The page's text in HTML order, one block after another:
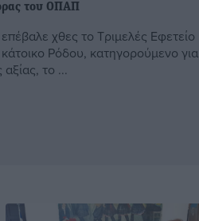
του ΟΠΑΠ
χθες το Τριμελές Εφετείο
Ρόδου, κατηγορούμενο για
αξίας, το ...